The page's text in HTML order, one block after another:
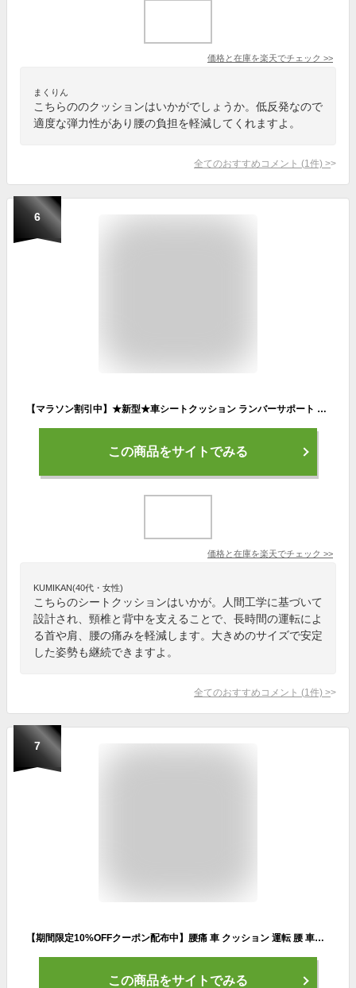
価格と在庫を楽天でチェック >>
まくりん
こちらののクッションはいかがでしょうか。低反発なので
適度な弾力性があり腰の負担を軽減してくれますよ。
全てのおすすめコメント (1 件) >
6
【マラソン割引中】★新型★車シートクッション ランバーサポート 車クッション ネックパッド 車用クッション 運転 腰クッション 6Dサポート シープナパッレザー ドライブ 長距離運転 頭 首 腰 肩 背もたれ 背中 ヘッドレスト カーまくら 説明書付 セット販売ページ
この商品をサイトでみる
価格と在庫を楽天でチェック >>
KUMIKAN(40代・女性)
こちらのシートクッションはいかが。人間工学に基づいて
設計され、頸椎と背中を支えることで、長時間の運転によ
る首や肩、腰の痛みを軽減します。大きめのサイズで安定
した姿勢も継続できますよ。
全てのおすすめコメント (1 件) >
7
【期間限定10%OFFクーポン配布中】腰痛 車 クッション 運転 腰 車用 腰痛クッション 腰枕 車クッション 腰クッション 腰痛対策 低反発 ランバーサポート 腰当て 長距離運転 ドライブ テレワーク 渋滞 腰あて 【売れ筋】
この商品をサイトでみる